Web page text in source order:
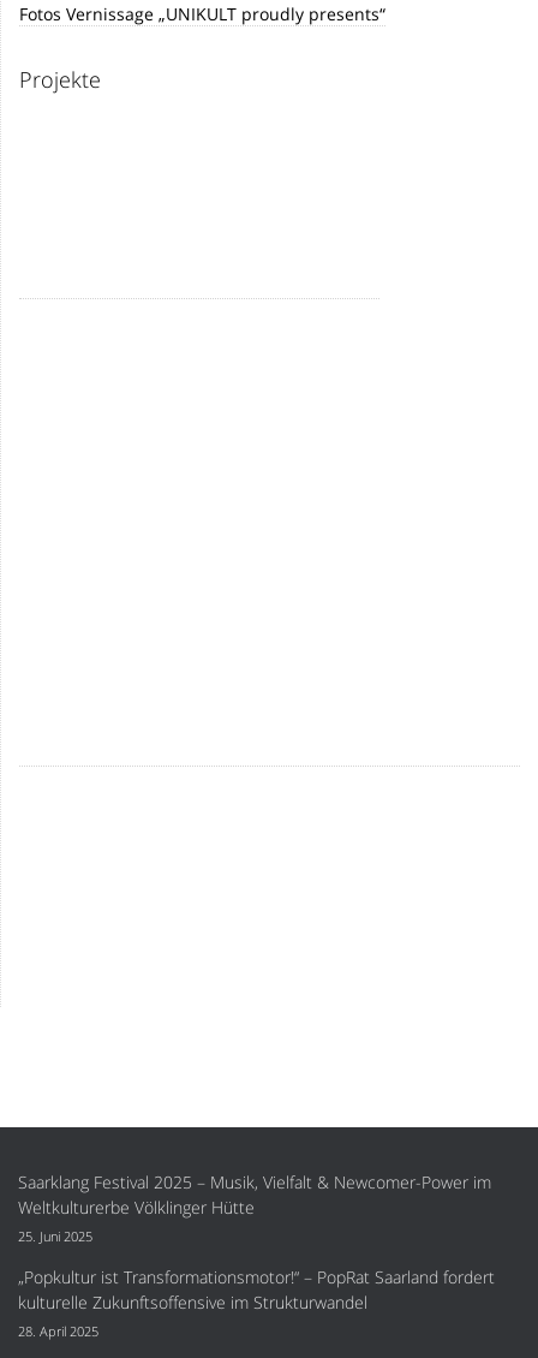
Fotos Vernissage „UNIKULT proudly presents“
Projekte
Saarklang Festival 2025 – Musik, Vielfalt & Newcomer-Power im
Weltkulturerbe Völklinger Hütte
25. Juni 2025
„Popkultur ist Transformationsmotor!“ – PopRat Saarland fordert
kulturelle Zukunftsoffensive im Strukturwandel
28. April 2025